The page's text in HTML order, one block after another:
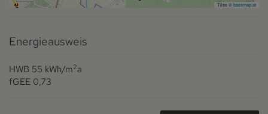
Tiles ©basemap.at
Energieausweis
HWB 55 kWh/m2a
fGEE 0,73